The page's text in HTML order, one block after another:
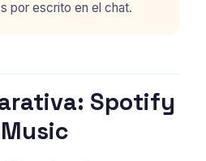
por escrito en el chat.
Spotify